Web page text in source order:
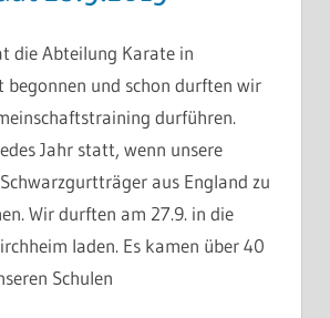
die Abteilung Karate in
begonnen und schon durften wir
durführen.
Jahr statt, wenn unsere
aus England zu
Wir durften am 27.9. in die
laden. Es kamen über 40
Schulen